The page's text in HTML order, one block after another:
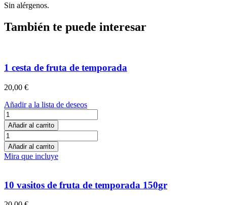
Sin alérgenos.
También te puede interesar
1 cesta de fruta de temporada
20,00 €
Añadir a la lista de deseos
1
cesta
de
fruta
de
temporada
Añadir al carrito
1
cesta
de
fruta
temporada
cantidad
Añadir al carrito
Mira que incluye
10 vasitos de fruta de temporada 150gr